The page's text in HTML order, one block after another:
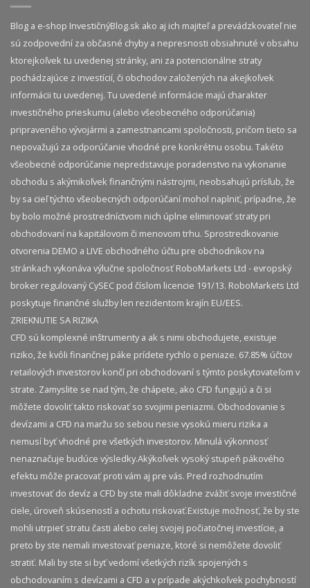
Blog a e-shop InvestičnýBlog.sk ako aj ich majiteľ a prevádzkovateľ nie
sú zodpovední za občasné chyby a nepresnosti obsiahnuté v obsahu
ktorejkoľvek tu uvedenej stránky, ani za potencionálne straty
pochádzajúce z investícií, či obchodov založených na akejkoľvek
informácii tu uvedenej. Tu uvedené informácie majú charakter
investičného prieskumu (alebo všeobecného odporúčania)
pripraveného vývojármi a zamestnancami spoločnosti, pričom tieto sa
nepovažujú za odporúčanie vhodné pre konkrétnu osobu. Takéto
všeobecné odporúčanie nepredstavuje poradenstvo na vykonanie
obchodu s akýmikoľvek finančnými nástrojmi, neobsahujú prísľub, že
by sa cieľ týchto všeobecných odporúčaní mohol naplniť, prípadne, že
by bolo možné prostredníctvom nich úplne eliminovať straty pri
obchodovaní na kapitálovom či menovom trhu. Sprostredkovanie
otvorenia DEMO a LIVE obchodného účtu pre obchodníkov na
stránkach vykonáva výlučne spoločnosť RoboMarkets Ltd - evropský
broker regulovaný CySEC pod číslom licencie 191/13. RoboMarkets Ltd
poskytuje finančné služby len rezidentom krajín EU/EES.
ZRIEKNUTIE SA RIZIKA
CFD sú komplexné inštrumenty a ak s nimi obchodujete, existuje
riziko, že kvôli finančnej páke prídete rychlo o peniaze. 67.85% účtov
retailových investorov končí pri obchodovaní s týmto poskytovateľom v
strate. Zamyslite se nad tým, že chápete, ako CFD fungujú a či si
môžete dovoliť takto riskovať so svojimi peniazmi. Obchodovanie s
devízami a CFD na maržu so sebou nesie vysokú mieru rizika a
nemusí byť vhodné pre všetkých investorov. Minulá výkonnosť
nenaznačuje budúce výsledky.​ Akýkoľvek vysoký stupeň pákového
efektu môže pracovať proti vám aj pre vás. Pred rozhodnutím
investovať do devíz a CFD by ste mali dôkladne zvážiť svoje investičné
ciele, úroveň skúseností a ochotu riskovať.​ Existuje možnosť, že by ste
mohli utrpieť stratu časti alebo celej svojej počiatočnej investície, a
preto by ste nemali investovať peniaze, ktoré si nemôžete dovoliť
stratiť. Mali by ste si byť vedomí všetkých rizík spojených s
obchodovaním s devízami a CFD a v prípade akýchkoľvek pochybností